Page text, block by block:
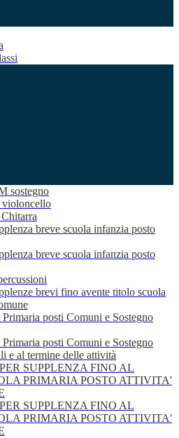
sostegno
breve scuola infanzia posto
breve scuola infanzia posto
brevi fino avente titolo scuola
posti Comuni e Sostegno
posti Comuni e Sostegno
e al termine delle attività
SUPPLENZA FINO AL
PRIMARIA POSTO ATTIVITA'
SUPPLENZA FINO AL
PRIMARIA POSTO ATTIVITA'